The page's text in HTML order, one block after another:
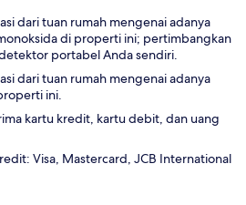
dari tuan rumah mengenai adanya
di properti ini; pertimbangkan
portabel Anda sendiri.
dari tuan rumah mengenai adanya
ini.
kartu kredit, kartu debit, dan uang
Visa, Mastercard, JCB International